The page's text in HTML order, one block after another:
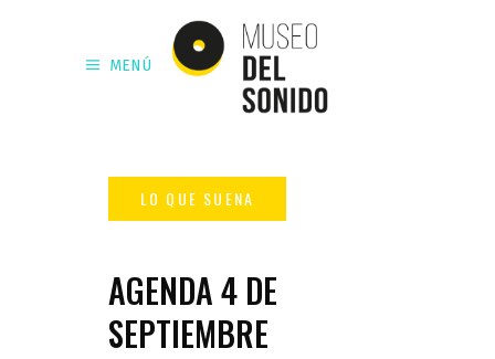
MENÚ
AGENDA 4 DE
SEPTIEMBRE